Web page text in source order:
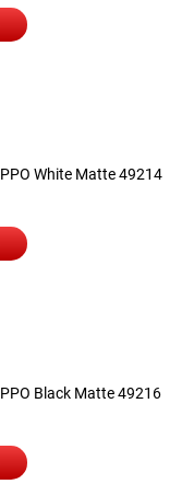
White Matte 49214
Black Matte 49216